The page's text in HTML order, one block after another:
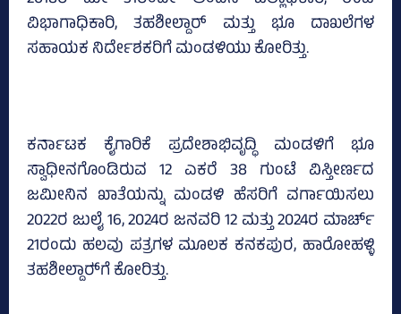
ವಿಭಾಗಾಧಿಕಾರಿ, ತಹಶೀಲ್ದಾರ್ ಮತ್ತು ಭೂ ದಾಖಲೆಗಳ
ಸಹಾಯಕ ನಿರ್ದೇಶಕರಿಗೆ ಮಂಡಳಿಯು ಕೋರಿತ್ತು.
ಕರ್ನಾಟಕ ಕೈಗಾರಿಕೆ ಪ್ರದೇಶಾಭಿವೃದ್ಧಿ ಮಂಡಳಿಗೆ ಭೂ
ಸ್ವಾಧೀನಗೊಂಡಿರುವ 12 ಎಕರೆ 38 ಗುಂಟೆ ವಿಸ್ತೀರ್ಣದ
ಜಮೀನಿನ ಖಾತೆಯನ್ನು ಮಂಡಳಿ ಹೆಸರಿಗೆ ವರ್ಗಾಯಿಸಲು
2022ರ ಜುಲೈ 16, 2024ರ ಜನವರಿ 12 ಮತ್ತು 2024ರ ಮಾರ್ಚ್‌
21ರಂದು ಹಲವು ಪತ್ರಗಳ ಮೂಲಕ ಕನಕಪುರ, ಹಾರೋಹಳ್ಳಿ
ತಹಶೀಲ್ದಾರ್‍‌ಗೆ ಕೋರಿತ್ತು.